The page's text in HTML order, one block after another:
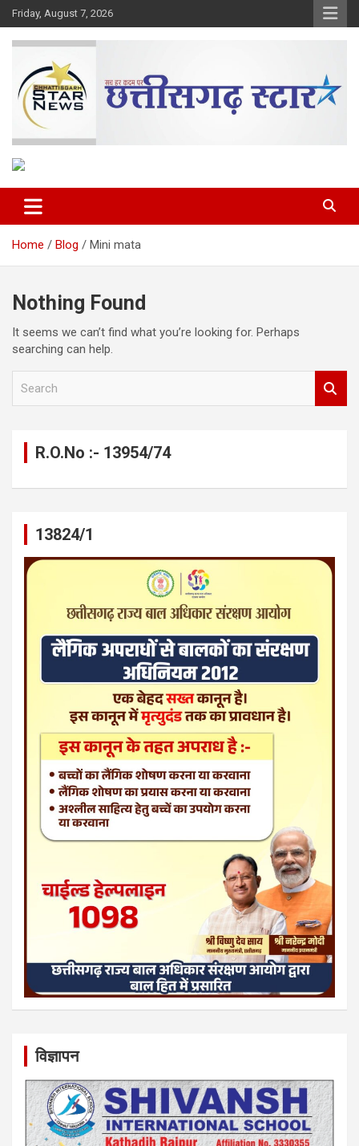
Skip
to
content
Friday, August 7, 2026
Chhattisgarh Star
Home Blog Mini mata
Nothing Found
It seems we can’t find what you’re looking for. Perhaps
searching can help.
R.O.No :- 13954/74
13824/1
विज्ञापन